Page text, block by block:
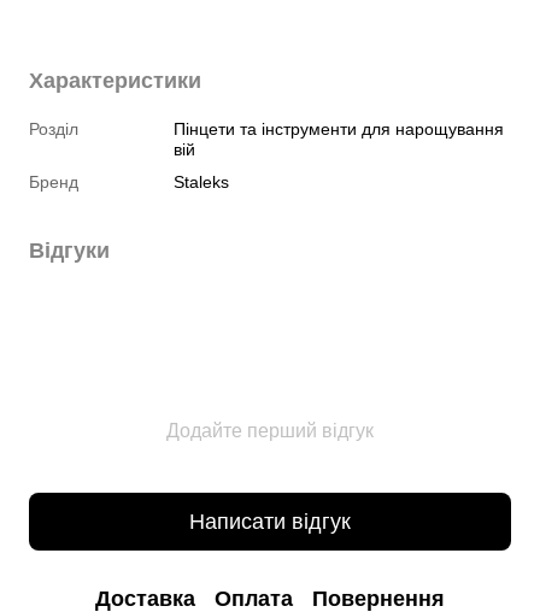
Характеристики
Розділ
Пінцети та інструменти для нарощування
вій
Бренд
Staleks
Відгуки
Додайте перший відгук
Написати відгук
Доставка Оплата Повернення